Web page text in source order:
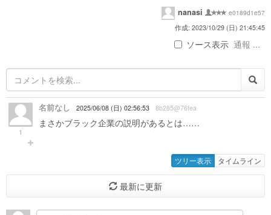
nanasi
e0189d1e57
作成: 2023/10/29 (日) 21:45:45
ソース表示 通報 ...
1
名前なし 2025/06/08 (日) 02:56:53 8b285@76fea
まさかブラック企業の説明があるとは……
ツリー表示 タイムライン
最新に更新